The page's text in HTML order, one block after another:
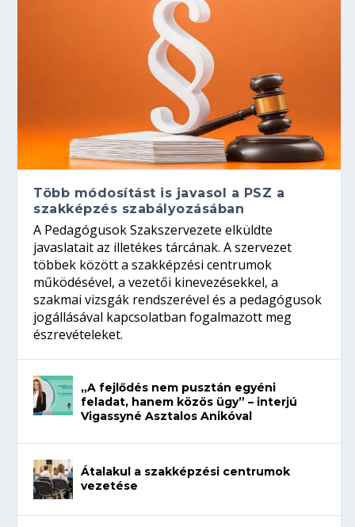
Több módosítást is javasol a PSZ a
szakképzés szabályozásában
A Pedagógusok Szakszervezete elküldte
javaslatait az illetékes tárcának. A szervezet
többek között a szakképzési centrumok
működésével, a vezetői kinevezésekkel, a
szakmai vizsgák rendszerével és a pedagógusok
jogállásával kapcsolatban fogalmazott meg
észrevételeket.
„A fejlődés nem pusztán egyéni
feladat, hanem közös ügy” – interjú
Vigassyné Asztalos Anikóval
Átalakul a szakképzési centrumok
vezetése